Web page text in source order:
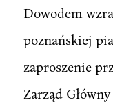
Dowodem
poznańskiej
zaproszenie
Zarząd